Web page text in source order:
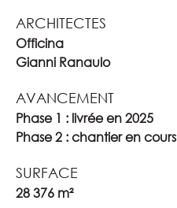
ARCHITECTES
Officina
Gianni Ranaulo
AVANCEMENT
Phase 1 : livrée en 2025
Phase 2 : chantier en cours
SURFACE
28 376 m²